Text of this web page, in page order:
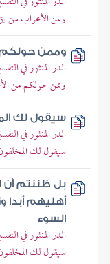
ومن الأعراب من
وممن حولكم
الدر المنثور في
وممن حولكم من
سيقول لك
الدر المنثور في
سيقول لك
بل ظننتم أن
أهليهم
السوء
الدر المنثور في
سيقول لك